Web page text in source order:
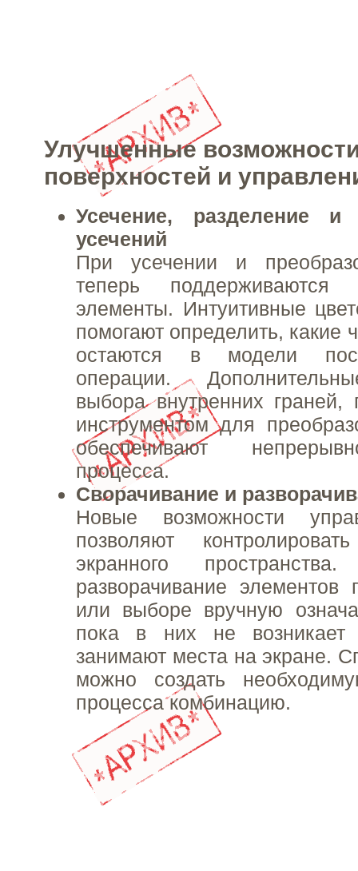
Улучшенные
поверхностей и
Усечение, разделение и
усечений
При усечении и
теперь поддерживаются
элементы. Интуитивные
помогают определить, какие
остаются в модели
операции.
выбора внутренних граней,
инструментом для
обеспечивают
процесса.
Сворачивание и
Новые возможности
позволяют
экранного пространства.
разворачивание элементов
или выборе вручную
пока в них не возникает
занимают места на экране.
можно создать
процесса комбинацию.